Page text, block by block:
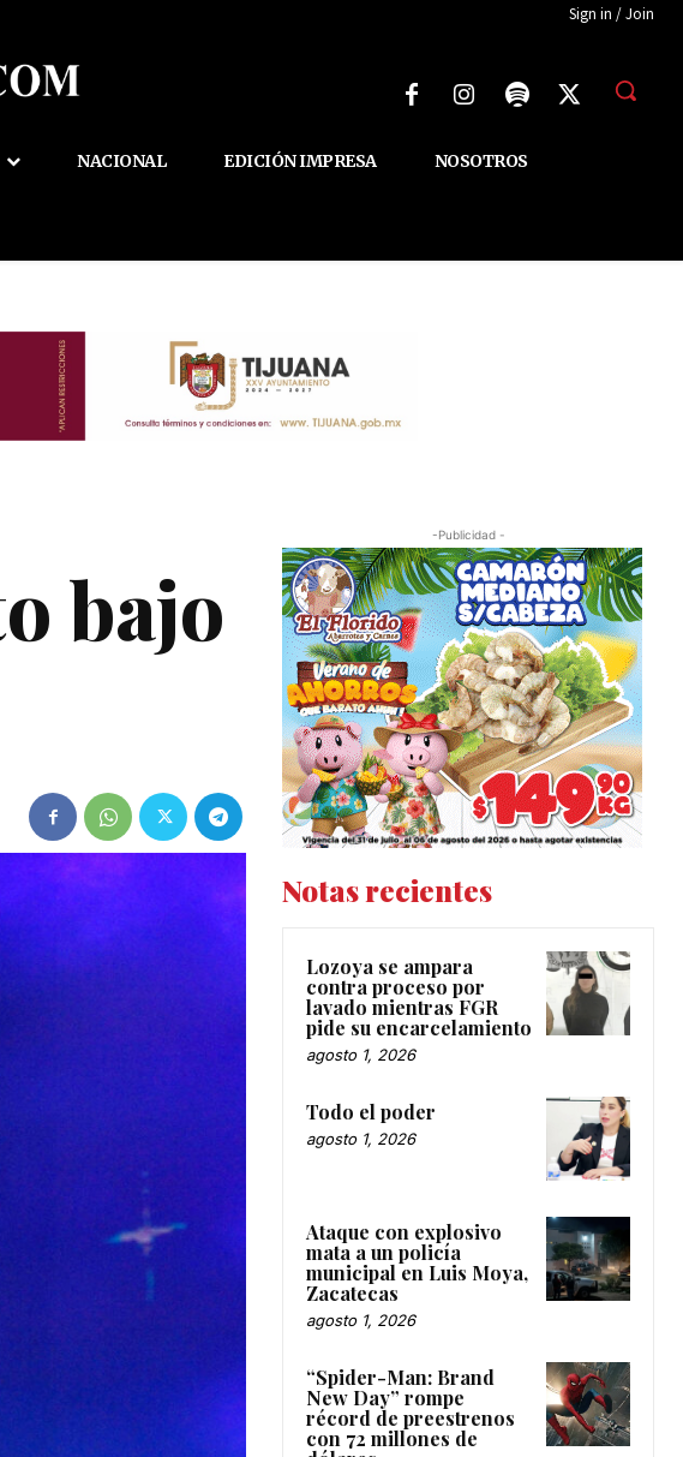
Sign in / Join
NACIONAL EDICIÓN IMPRESA NOSOTROS
bajo
-Publicidad -
Notas recientes
Lozoya se ampara
contra proceso por
lavado mientras FGR
pide su encarcelamiento
agosto 1, 2026
Todo el poder
agosto 1, 2026
Ataque con explosivo
mata a un policía
municipal en Luis Moya,
Zacatecas
agosto 1, 2026
“Spider-Man: Brand
New Day” rompe
récord de preestrenos
con 72 millones de